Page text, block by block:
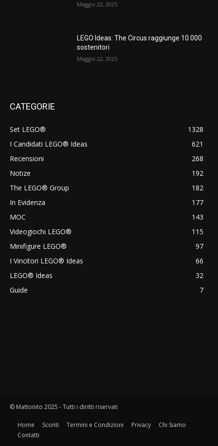
Maggio 22, 2025
LEGO Ideas: The Circus raggiunge 10.000
sostenitori
Maggio 22, 2025
CATEGORIE
Set LEGO®
1328
I Candidati LEGO® Ideas
621
Recensioni
268
Notize
192
The LEGO® Group
182
In Evidenza
177
MOC
143
Videogiochi LEGO®
115
Minifigure LEGO®
97
I Vincitori LEGO® Ideas
66
LEGO® Ideas
32
Guide
7
© Mattonito 2025 - Tutti i diritti riservati
Home Sconti Termini e Condizioni Privacy
Chi Siamo
Contatti